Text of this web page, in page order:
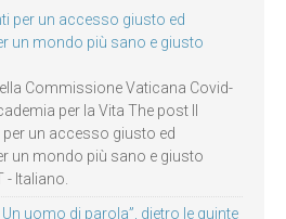
per un accesso giusto ed
un mondo più sano e giusto
Commissione Vaticana Covid-
per la Vita The post Il
un accesso giusto ed
un mondo più sano e giusto
- Italiano.
uomo di parola”, dietro le quinte